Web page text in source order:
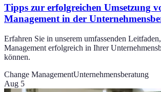
Tipps zur erfolgreichen Umsetzung
Management in der
Erfahren Sie in unserem umfassenden
Management erfolgreich in Ihrer
können.
Change ManagementUnternehmensberatung
Aug 5